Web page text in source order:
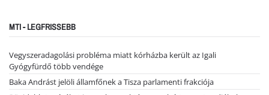
MTI - LEGFRISSEBB
Vegyszeradagolási probléma miatt kórházba került az Igali
Gyógyfürdő több vendége
Baka Andrást jelöli államfőnek a Tisza parlamenti frakciója